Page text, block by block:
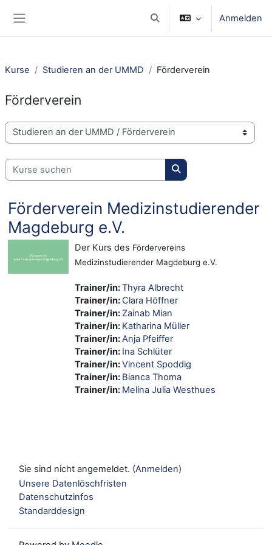
Sucheingabe umschalten
Anmelden
Kurse Studieren an der UMMD Förderverein
Förderverein
Kursbereiche
Kurse suchen
Kurse suchen
Förderverein Medizinstudierender
Magdeburg e.V.
Der Kurs des Fördervereins
Medizinstudierender Magdeburg e.V.
Trainer/in:Thyra Albrecht
Trainer/in: Clara Höffner
Trainer/in: Zainab Mian
Trainer/in: Katharina Müller
Trainer/in:Anja Pfeiffer
Trainer/in: Ina Schlüter
Trainer/in:Vincent Spoddig
Trainer/in: Bianca Thoma
Trainer/in: Melina Julia Westhues
Sie sind nicht angemeldet. (Anmelden)
Unsere Datenlöschfristen
Datenschutzinfos
Standarddesign